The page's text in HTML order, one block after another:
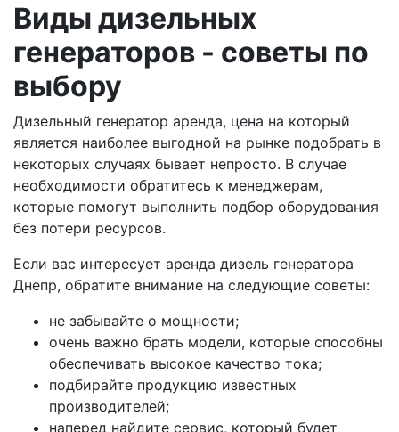
Виды дизельных
генераторов - советы по
выбору
Дизельный генератор аренда, цена на который
является наиболее выгодной на рынке подобрать в
некоторых случаях бывает непросто. В случае
необходимости обратитесь к менеджерам,
которые помогут выполнить подбор оборудования
без потери ресурсов.
Если вас интересует аренда дизель генератора
Днепр, обратите внимание на следующие советы:
не забывайте о мощности;
очень важно брать модели, которые способны
обеспечивать высокое качество тока;
подбирайте продукцию известных
производителей;
наперед найдите сервис, который будет